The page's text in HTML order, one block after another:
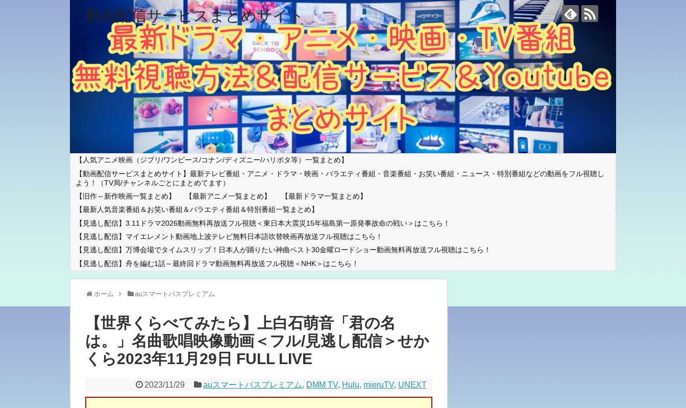
動画配信サービスまとめサイト
【人気アニメ映画（ジブリ/ワンピース/コナン/ディズニー/ハリポタ等）一覧まとめ】
【動画配信サービスまとめサイト】最新テレビ番組・アニメ・ドラマ・映画・バラエティ番組・音楽番組・お笑い番組・ニュース・特別番組などの動画をフル視聴し
よう！（TV局/チャンネルごとにまとめてます）
【旧作～新作映画一覧まとめ】
【最新アニメ一覧まとめ】
【最新ドラマ一覧まとめ】
【最新人気音楽番組＆お笑い番組＆バラエティ番組＆特別番組一覧まとめ】
【見逃し配信】3.11ドラマ2026動画無料再放送フル視聴＜東日本大震災15年福島第一原発事故命の戦い＞はこちら！
【見逃し配信】マイエレメント動画地上波テレビ無料日本語吹替映画再放送フル視聴はこちら！
【見逃し配信】万博会場でタイムスリップ！日本人が踊りたい神曲ベスト30金曜ロードショー動画無料再放送フル視聴はこちら！
【見逃し配信】舟を編む1話～最終回ドラマ動画無料再放送フル視聴＜NHK＞はこちら！
ホーム auスマートパスプレミアム
【世界くらべてみたら】上白石萌音「君の名
は。」名曲歌唱映像動画＜フル/見逃し配信＞せか
くら2023年11月29日 FULL LIVE
2023/11/29 auスマートパスプレミアム, DMM TV, Hulu, mieruTV, UNEXT